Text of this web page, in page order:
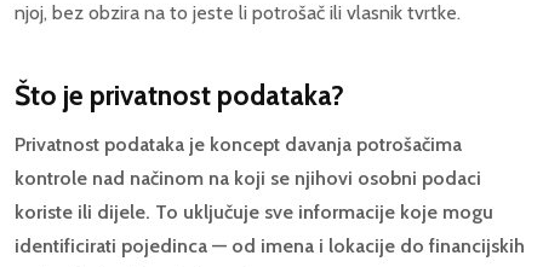
njoj, bez obzira na to jeste li potrošač ili vlasnik tvrtke.
Što je privatnost podataka?
Privatnost podataka je koncept davanja potrošačima
kontrole nad načinom na koji se njihovi osobni podaci
koriste ili dijele. To uključuje sve informacije koje mogu
identificirati pojedinca — od imena i lokacije do financijskih